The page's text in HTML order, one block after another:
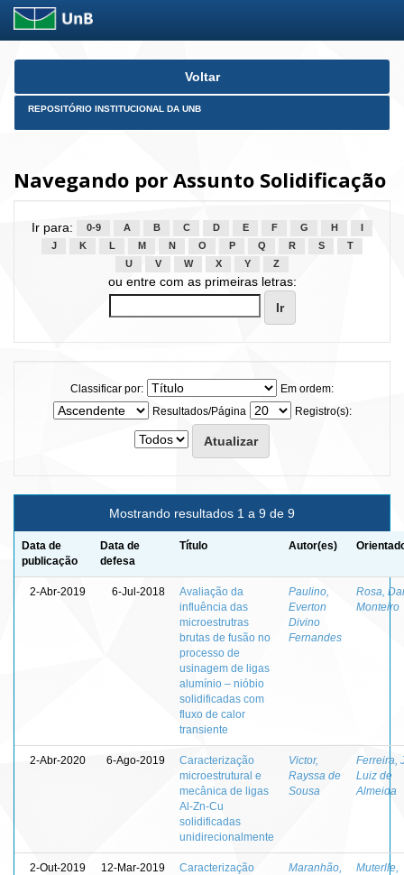
Skip
Voltar
REPOSITÓRIO INSTITUCIONAL DA UNB
Navegando por Assunto Solidificação
Ir para: 0-9 A B C D E F G H
J
K L M N O P Q R S
T
U
V W X Y Z
ou entre com as primeiras letras:
Classificar por:
Em ordem:
Resultados/Página
Registro(s):
Mostrando resultados 1 a 9 de 9
Data de
publicação
Data de
defesa
Título Autor(es)
2-Abr-2019 6-Jul-2018
Avaliação da
influência das
microestrutras
brutas de fusão no
processo de
usinagem de ligas
alumínio – nióbio
solidificadas com
fluxo de calor
transiente
Paulino,
Everton
Divino
Fernandes
Rosa,
Monteiro
2-Abr-2020 6-Ago-2019
Caracterização
microestrutural e
mecânica de ligas
Al-Zn-Cu
solidificadas
unidirecionalmente
Victor,
Rayssa de
Sousa
Ferreira,
Luiz de
Almeida
2-Out-2019 12-Mar-2019
Caracterização
Maranhão,
Muterlle,